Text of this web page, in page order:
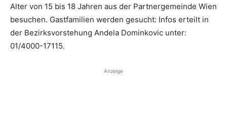
Alter von 15 bis 18 Jahren aus der Partnergemeinde Wien
besuchen. Gastfamilien werden gesucht: Infos erteilt in
der Bezirksvorstehung Andela Dominkovic unter:
01/4000-17115.
Anzeige